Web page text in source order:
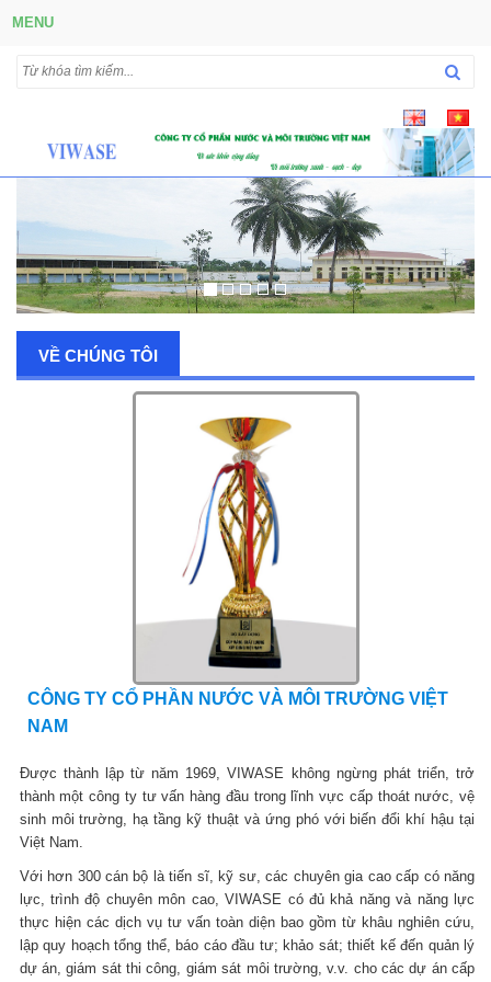
MENU
VỀ CHÚNG TÔI
CÔNG TY CỔ PHẦN NƯỚC VÀ MÔI TRƯỜNG VIỆT
NAM
Được thành lập từ năm 1969, VIWASE không ngừng phát triển, trở
thành một công ty tư vấn hàng đầu trong lĩnh vực cấp thoát nước, vệ
sinh môi trường, hạ tầng kỹ thuật và ứng phó với biến đổi khí hậu tại
Việt Nam.
Với hơn 300 cán bộ là tiến sĩ, kỹ sư, các chuyên gia cao cấp có năng
lực, trình độ chuyên môn cao, VIWASE có đủ khả năng và năng lực
thực hiện các dịch vụ tư vấn toàn diện bao gồm từ khâu nghiên cứu,
lập quy hoạch tổng thể, báo cáo đầu tư; khảo sát; thiết kế đến quản lý
dự án, giám sát thi công, giám sát môi trường, v.v. cho các dự án cấp